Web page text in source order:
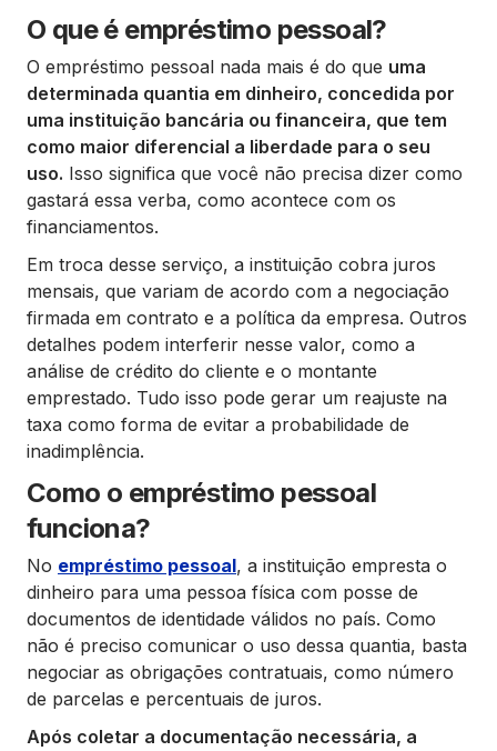
O que é empréstimo pessoal?
O empréstimo pessoal nada mais é do que uma
determinada quantia em dinheiro, concedida por
uma instituição bancária ou financeira, que tem
como maior diferencial a liberdade para o seu
uso. Isso significa que você não precisa dizer como
gastará essa verba, como acontece com os
financiamentos.
Em troca desse serviço, a instituição cobra juros
mensais, que variam de acordo com a negociação
firmada em contrato e a política da empresa. Outros
detalhes podem interferir nesse valor, como a
análise de crédito do cliente e o montante
emprestado. Tudo isso pode gerar um reajuste na
taxa como forma de evitar a probabilidade de
inadimplência.
Como o empréstimo pessoal
funciona?
No empréstimo pessoal, a instituição empresta o
dinheiro para uma pessoa física com posse de
documentos de identidade válidos no país. Como
não é preciso comunicar o uso dessa quantia, basta
negociar as obrigações contratuais, como número
de parcelas e percentuais de juros.
Após coletar a documentação necessária, a